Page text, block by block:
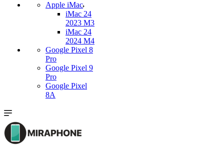
Apple iMac
iMac 24
2023 M3
iMac 24
2024 M4
Google Pixel 8
Pro
Google Pixel 9
Pro
Google Pixel
8A